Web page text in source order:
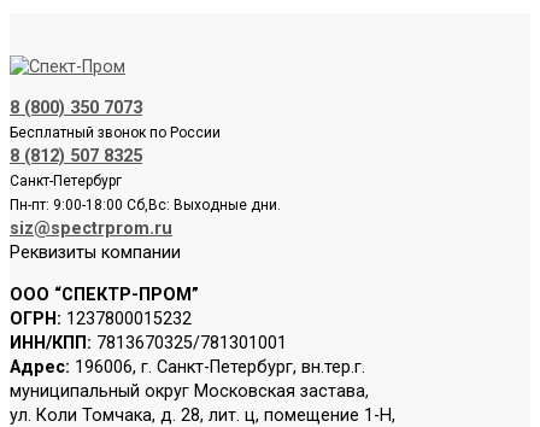
8 (800) 350 7073
Бесплатный звонок по России
8 (812) 507 8325
Санкт-Петербург
Пн-пт: 9:00-18:00 Сб,Вс: Выходные дни.
siz@spectrprom.ru
Реквизиты компании
ООО “СПЕКТР-ПРОМ”
ОГРН: 1237800015232
ИНН/КПП: 7813670325/781301001
Адрес: 196006, г. Санкт-Петербург, вн.тер.г.
муниципальный округ Московская застава,
ул. Коли Томчака, д. 28, лит. ц, помещение 1-Н,